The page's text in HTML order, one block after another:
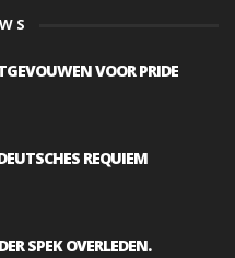
VOOR PRIDE
REQUIEM
SPEK OVERLEDEN.